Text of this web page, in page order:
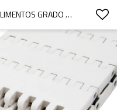
PLÁSTICO PLANO SUPERIOR ALIMENTOS GRADO PP MATERIAL OPB 9705 CINTURÓN MODULAR